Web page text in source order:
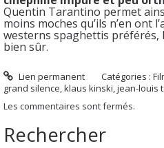
Quentin Tarantino permet
moins moches qu’ils n’en ont
westerns spaghettis préférés,
bien sûr.
Lien permanent Catégories :
grand silence,klaus kinski,jean-louis
Les commentaires sont fermés.
Rechercher